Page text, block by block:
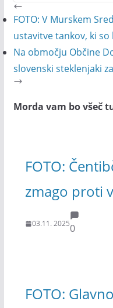
FOTO: V Murskem
ustavitve tankov, ki
Na območju Občine
slovenski steklenjaki
Morda vam bo všeč
FOTO:
zmago proti
03.11. 20250
FOTO: